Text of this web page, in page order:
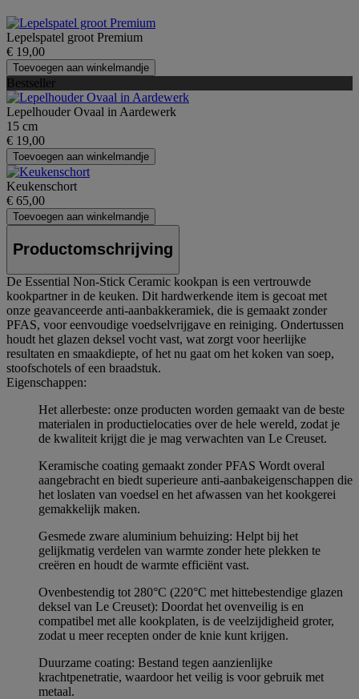
Lepelspatel groot Premium
€ 19,00
Toevoegen aan winkelmandje
Bestseller
Lepelhouder Ovaal in Aardewerk
15 cm
€ 19,00
Toevoegen aan winkelmandje
Keukenschort
€ 65,00
Toevoegen aan winkelmandje
Productomschrijving
De Essential Non-Stick Ceramic kookpan is een vertrouwde
kookpartner in de keuken. Dit hardwerkende item is gecoat met
onze geavanceerde anti-aanbakkeramiek, die is gemaakt zonder
PFAS, voor eenvoudige voedselvrijgave en reiniging. Ondertussen
houdt het glazen deksel vocht vast, wat zorgt voor heerlijke
resultaten en smaakdiepte, of het nu gaat om het koken van soep,
stoofschotels of een braadstuk.
Eigenschappen:
Het allerbeste: onze producten worden gemaakt van de beste
materialen in productielocaties over de hele wereld, zodat je
de kwaliteit krijgt die je mag verwachten van Le Creuset.
Keramische coating gemaakt zonder PFAS Wordt overal
aangebracht en biedt superieure anti-aanbakeigenschappen die
het loslaten van voedsel en het afwassen van het kookgerei
gemakkelijk maken.
Gesmede zware aluminium behuizing: Helpt bij het
gelijkmatig verdelen van warmte zonder hete plekken te
creëren en houdt de warmte efficiënt vast.
Ovenbestendig tot 280°C (220°C met hittebestendige glazen
deksel van Le Creuset): Doordat het ovenveilig is en
compatibel met alle kookplaten, is de veelzijdigheid groter,
zodat u meer recepten onder de knie kunt krijgen.
Duurzame coating: Bestand tegen aanzienlijke
krachtpenetratie, waardoor het veilig is voor gebruik met
metaal.